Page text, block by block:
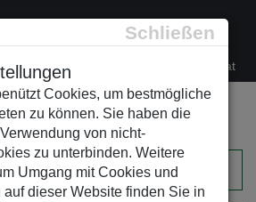
Schließen
Cookies, um bestmögliche
zu können. Sie haben die
von nicht-
zu unterbinden. Weitere
Umgang mit Cookies und
dieser Website finden Sie in
+43/1/470 37 00 office@leso.at